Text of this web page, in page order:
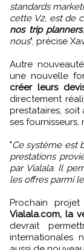
standards
cette V2, est de
nos trip planners
nous", précise
Autre
une nouvelle
créer leurs
directement
prestataires,
ses
"Ce système est
prestations
par Vialala. Il
les offres parmi
Prochain
Vialala.com, la
devrait
internationales